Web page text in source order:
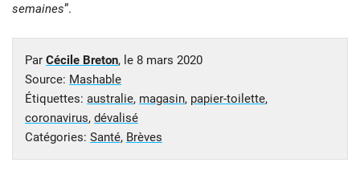
semaines”.
Par Cécile Breton, le 8 mars 2020
Source: Mashable
Étiquettes: australie, magasin, papier-toilette,
coronavirus, dévalisé
Catégories: Santé, Brèves